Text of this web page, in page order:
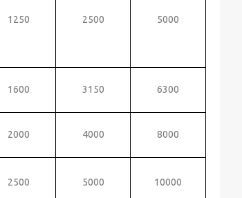
1250 2500 5000
1600 3150 6300
2000 4000 8000
2500 5000 10000